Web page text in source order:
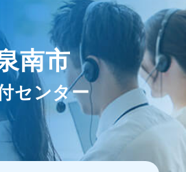
南市
センター